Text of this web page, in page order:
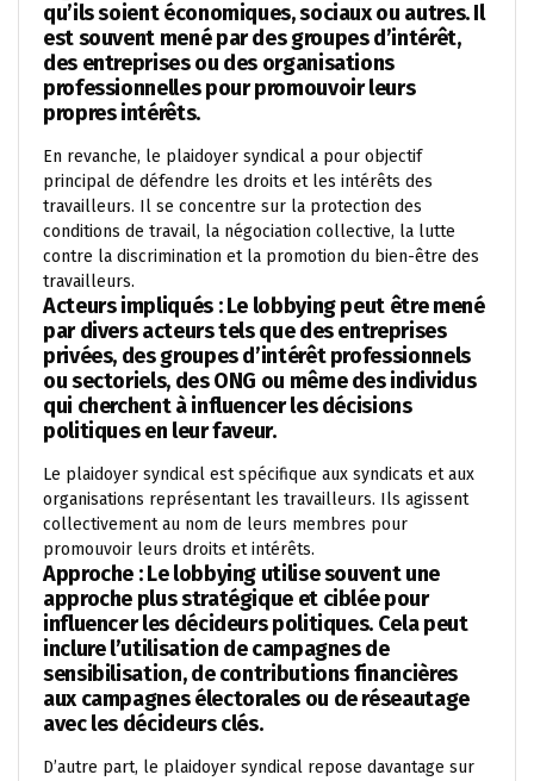
qu’ils soient économiques, sociaux ou autres. Il
est souvent mené par des groupes d’intérêt,
des entreprises ou des organisations
professionnelles pour promouvoir leurs
propres intérêts.
En revanche, le plaidoyer syndical a pour objectif
principal de défendre les droits et les intérêts des
travailleurs. Il se concentre sur la protection des
conditions de travail, la négociation collective, la lutte
contre la discrimination et la promotion du bien-être des
travailleurs.
Acteurs impliqués : Le lobbying peut être mené
par divers acteurs tels que des entreprises
privées, des groupes d’intérêt professionnels
ou sectoriels, des ONG ou même des individus
qui cherchent à influencer les décisions
politiques en leur faveur.
Le plaidoyer syndical est spécifique aux syndicats et aux
organisations représentant les travailleurs. Ils agissent
collectivement au nom de leurs membres pour
promouvoir leurs droits et intérêts.
Approche : Le lobbying utilise souvent une
approche plus stratégique et ciblée pour
influencer les décideurs politiques. Cela peut
inclure l’utilisation de campagnes de
sensibilisation, de contributions financières
aux campagnes électorales ou de réseautage
avec les décideurs clés.
D’autre part, le plaidoyer syndical repose davantage sur